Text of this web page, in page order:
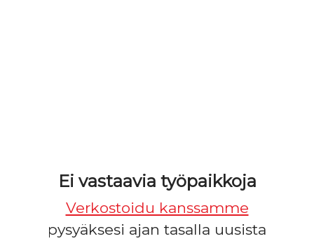
Ei vastaavia työpaikkoja
Verkostoidu kanssamme
pysyäksesi ajan tasalla uusista